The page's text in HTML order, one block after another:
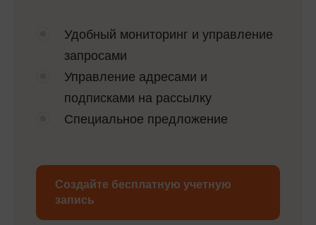
Удобный мониторинг и управление
запросами
Управление адресами и
подписками на рассылку
Специальное предложение
Создайте бесплатную учетную
запись